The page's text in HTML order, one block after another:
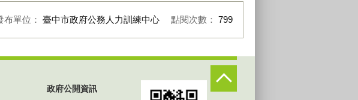
布單位： 臺中市政府公務人力訓練中心 點閱次數： 799
政府公開資訊